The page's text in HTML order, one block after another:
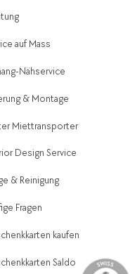
auf Mass
Nähservice
& Montage
Miettransporter
Design Service
& Reinigung
Fragen
kaufen
Saldo